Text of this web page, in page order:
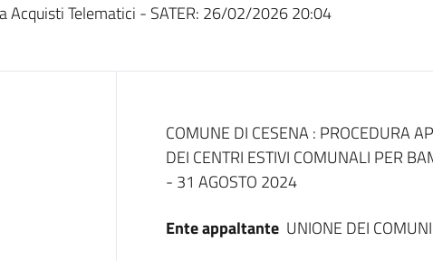
Telematici - SATER: 26/02/2026 20:04
Dati del bando
COMUNE DI CESENA : PROCEDURA
DEI CENTRI ESTIVI COMUNALI PER
- 31 AGOSTO 2024
Ente appaltante UNIONE DEI